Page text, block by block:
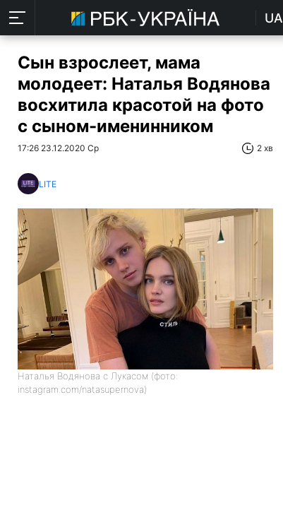
UA
Сын взрослеет, мама
молодеет: Наталья Водянова
восхитила красотой на фото
с сыном-именинником
17:26 23.12.2020 Ср 2 хв
LITE
Наталья Водянова с Лукасом (фото:
instagram.com/natasupernova)